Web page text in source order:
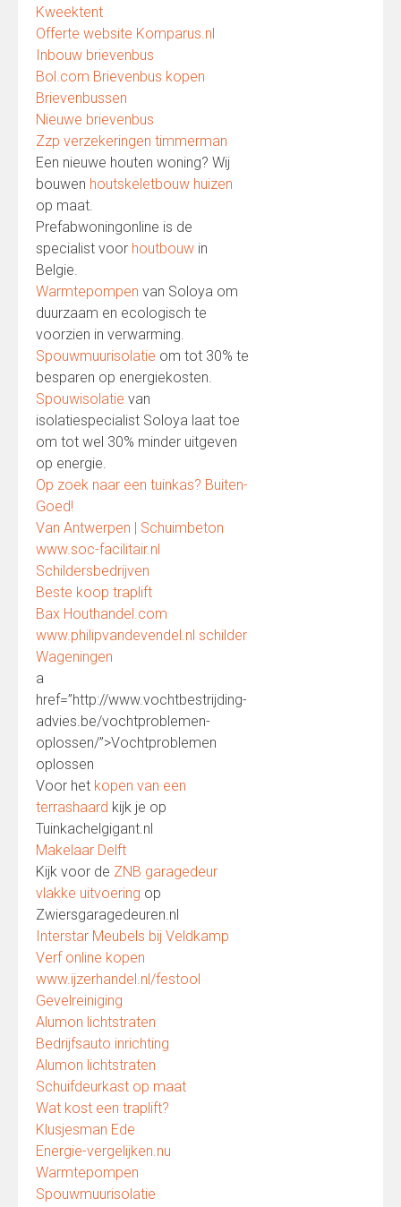
Kweektent
Offerte website Komparus.nl
Inbouw brievenbus
Bol.com Brievenbus kopen
Brievenbussen
Nieuwe brievenbus
Zzp verzekeringen timmerman
Een nieuwe houten woning? Wij
bouwen houtskeletbouw huizen
op maat.
Prefabwoningonline is de
specialist voor houtbouw in
Belgie.
Warmtepompen van Soloya om
duurzaam en ecologisch te
voorzien in verwarming.
Spouwmuurisolatie om tot 30% te
besparen op energiekosten.
Spouwisolatie van
isolatiespecialist Soloya laat toe
om tot wel 30% minder uitgeven
op energie.
Op zoek naar een tuinkas? Buiten-
Goed!
Van Antwerpen | Schuimbeton
www.soc-facilitair.nl
Schildersbedrijven
Beste koop traplift
Bax Houthandel.com
www.philipvandevendel.nl schilder
Wageningen
a
href=”http://www.vochtbestrijding-
advies.be/vochtproblemen-
oplossen/”>Vochtproblemen
oplossen
Voor het kopen van een
terrashaard kijk je op
Tuinkachelgigant.nl
Makelaar Delft
Kijk voor de ZNB garagedeur
vlakke uitvoering op
Zwiersgaragedeuren.nl
Interstar Meubels bij Veldkamp
Verf online kopen
www.ijzerhandel.nl/festool
Gevelreiniging
Alumon lichtstraten
Bedrijfsauto inrichting
Alumon lichtstraten
Schuifdeurkast op maat
Wat kost een traplift?
Klusjesman Ede
Energie-vergelijken.nu
Warmtepompen
Spouwmuurisolatie